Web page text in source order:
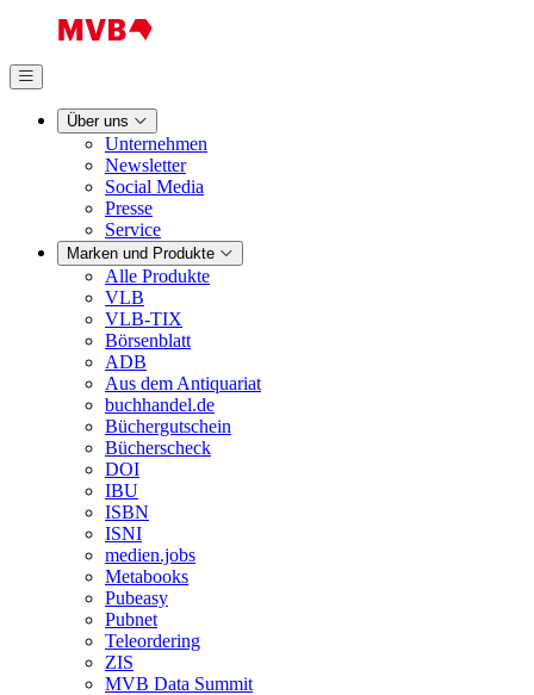
Über uns
Unternehmen
Newsletter
Social Media
Presse
Service
Marken und Produkte
Alle Produkte
VLB
VLB-TIX
Börsenblatt
ADB
Aus dem Antiquariat
buchhandel.de
Büchergutschein
Bücherscheck
DOI
IBU
ISBN
ISNI
medien.jobs
Metabooks
Pubeasy
Pubnet
Teleordering
ZIS
MVB Data Summit